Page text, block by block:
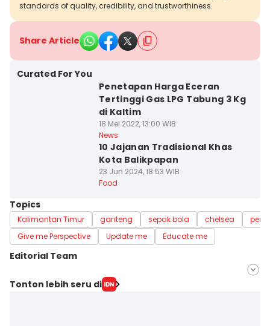
standards of quality, credibility, and trustworthiness.
Share Article
Curated For You
Penetapan Harga Eceran
Tertinggi Gas LPG Tabung 3 Kg
di Kaltim
18 Mei 2022, 13:00 WIB
News
10 Jajanan Tradisional Khas
Kota Balikpapan
23 Jun 2024, 18:53 WIB
Food
Topics
Kalimantan Timur ganteng sepak bola chelsea
Give me Perspective
Update me Educate me
Editorial Team
Editor
Tonton lebih seru di